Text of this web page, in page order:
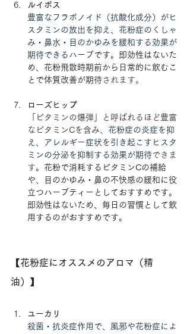
ルイボス
豊富なフラボノイド（抗酸化成分）がヒ
スタミンの放出を抑え、花粉症のくしゃ
み・鼻水・目のかゆみを緩和する効果が
期待できるハーブ です。即効性はないた
め、花粉飛散時期前から日常的に飲むこ
とで体質改善が期待 されます。
ローズヒップ
「ビタミンの爆弾」と呼ばれるほど豊富
なビタミンCを含み、 花粉症の炎症を抑
え、アレルギー症状を引き起こすヒスタ
ミンの分泌を抑制する効果が期待できま
す。花粉で消耗するビタミンCの補給
や、目のかゆみ・鼻の不快感の緩和に役
立つハーブティーとしておすすめです。
即効性はないため、毎日の習慣として飲
用するのがおすすめです。
【花粉症にオススメのアロマ（精
油）】
ユーカリ
殺菌・抗炎症作用で、風邪や花粉症によ